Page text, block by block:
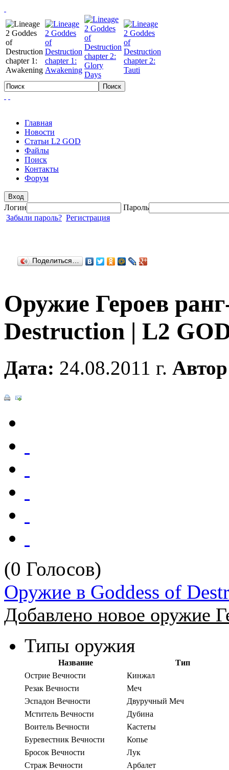
Главная
Новости
Статьи L2 GOD
Файлы
Поиск
Контакты
Форум
Вход
Логин
Пароль
Забыли пароль? Регистрация
Поделиться…
Оружие Героев
Destruction | L2
Дата: 24.08.2011 г.
(0 Голосов)
Оружие в Goddess of
Добавлено новое оружие
Типы оружия
Название
Тип
Острие Вечности
Кинжал
Резак Вечности
Меч
Эспадон Вечности
Двуручный Меч
Мститель Вечности
Дубина
Воитель Вечности
Кастеты
Буревестник Вечности
Копье
Бросок Вечности
Лук
Страж Вечности
Арбалет